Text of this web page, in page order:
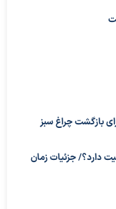
بازگشت چراغ سبز
دارد؟/ جزئیات زمان